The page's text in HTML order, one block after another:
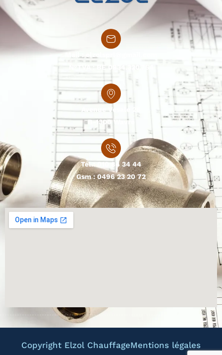
N°TVA : BE 0834.320.754
Avenue Vesale 26
B-1300 Wavre
Tél.:010 84 34 44
Gsm :0496 23 20 72
Copyright Elzol ChauffageMentions légales